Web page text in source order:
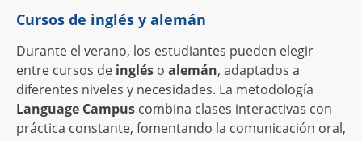
Cursos de inglés y alemán
Durante el verano, los estudiantes pueden elegir
entre cursos de inglés o alemán, adaptados a
diferentes niveles y necesidades. La metodología
Language Campus combina clases interactivas con
práctica constante, fomentando la comunicación oral,